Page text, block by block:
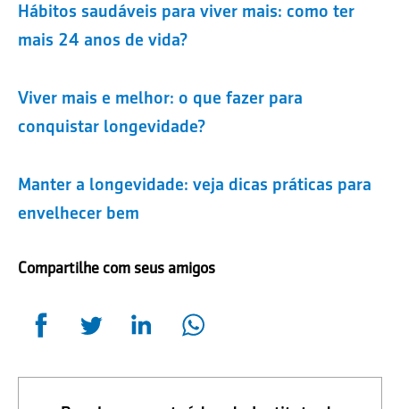
Hábitos saudáveis para viver mais: como ter
mais 24 anos de vida?
Viver mais e melhor: o que fazer para
conquistar longevidade?
Manter a longevidade: veja dicas práticas para
envelhecer bem
Compartilhe com seus amigos